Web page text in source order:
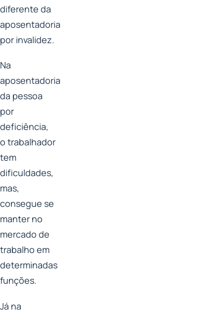
diferente da
aposentadoria
por invalidez.
Na
aposentadoria
da pessoa
por
deficiência,
o trabalhador
tem
dificuldades,
mas,
consegue se
manter no
mercado de
trabalho em
determinadas
funções.
Já na